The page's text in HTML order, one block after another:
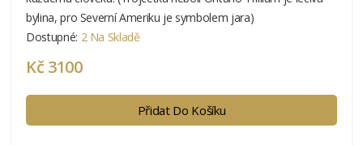
bylina, pro Severní Ameriku je symbolem jara)
Dostupné: 2 Na Skladě
Kč 3100
Přidat Do Košíku